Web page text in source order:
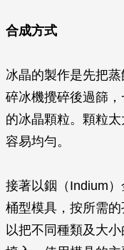
合成方式
冰晶的製作是先把
碎冰機攪碎後過篩
的冰晶顆粒。顆粒
容易均勻。
接著以銦（Indium
桶型模具，按所需
以把不同種類及大